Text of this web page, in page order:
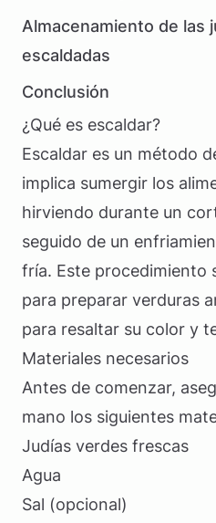
Almacenamiento de las
escaldadas
Conclusión
¿Qué es escaldar?
Escaldar es un método
implica sumergir los
hirviendo durante un
seguido de un
fría. Este procedimiento
para preparar verduras
para resaltar su color y
Materiales necesarios
Antes de comenzar,
mano los siguientes
Judías verdes frescas
Agua
Sal (opcional)